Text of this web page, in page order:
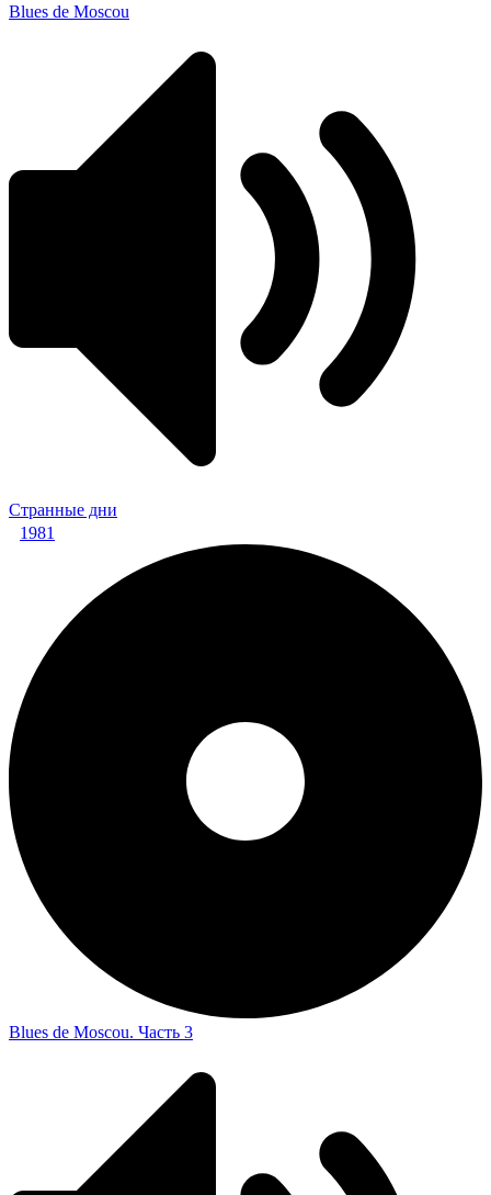
Blues de Moscou
Странные дни
1981
Blues de Moscou. Часть 3